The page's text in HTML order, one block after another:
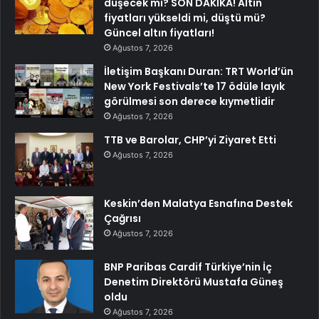
fiyatları yükseldi mi, düştü mü?
Güncel altın fiyatları!
Ağustos 7, 2026
İletişim Başkanı Duran: TRT World’ün
New York Festivals’te 17 ödüle layık
görülmesi son derece kıymetlidir
Ağustos 7, 2026
TTB ve Barolar, CHP’yi Ziyaret Etti
Ağustos 7, 2026
Keskin’den Malatya Esnafına Destek
Çağrısı
Ağustos 7, 2026
BNP Paribas Cardif Türkiye’nin İç
Denetim Direktörü Mustafa Güneş
oldu
Ağustos 7, 2026